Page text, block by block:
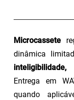
Microcassete
dinâmica
Entrega em
quando